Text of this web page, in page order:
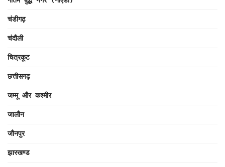
चंडीगढ़
चंदौली
चित्रकूट
छत्तीसगढ़
जम्मू और कश्मीर
जालौन
जौनपुर
झारखण्ड